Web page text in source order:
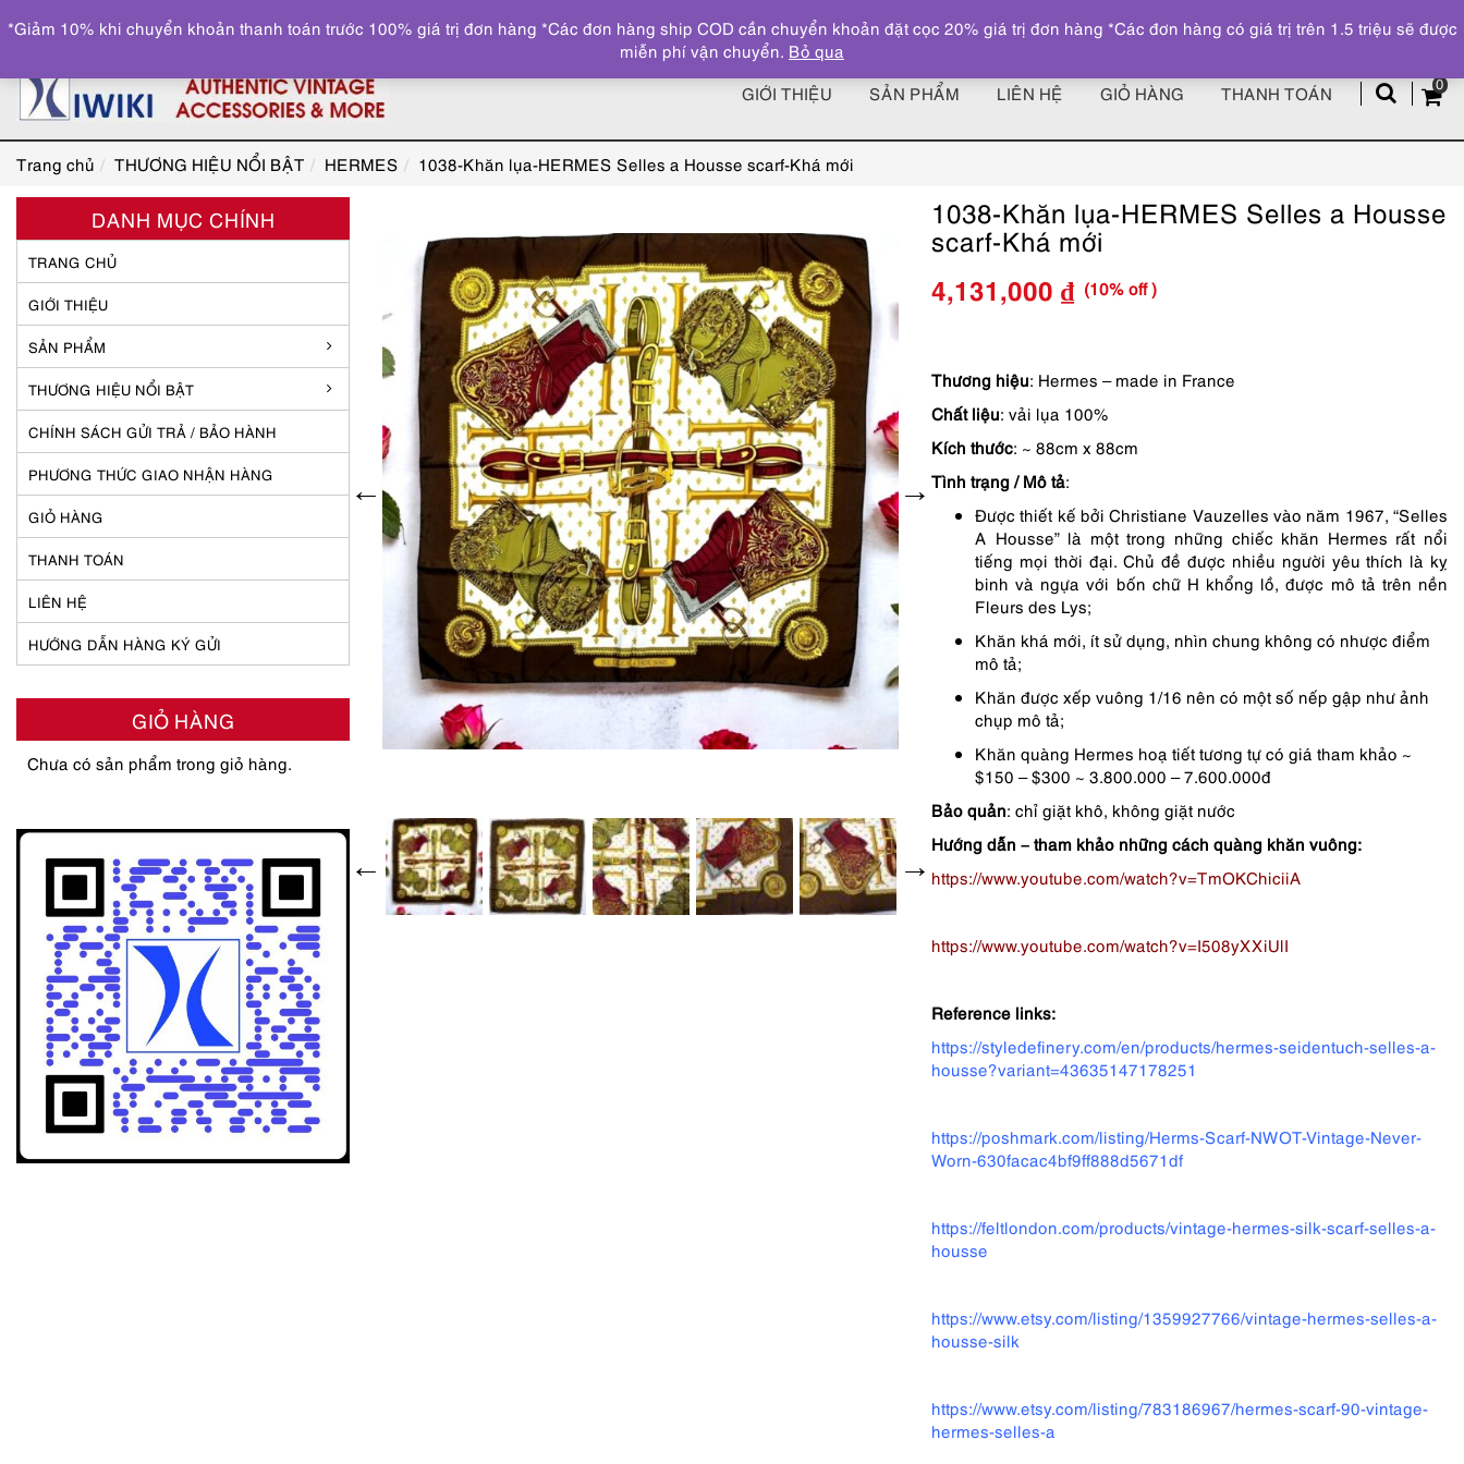
z
0
GIỚI THIỆU SẢN PHẨM LIÊN HỆ GIỎ HÀNG THANH TOÁN
Trang chủ THƯƠNG HIỆU NỔI BẬT HERMES 1038-Khăn lụa-HERMES Selles a Housse scarf-Khá mới
1038-Khăn lụa-HERMES Selles a Housse
scarf-Khá mới
Giá
là:
4,590,000 ₫.
4,131,000 ₫
Giá
tại
là:
4,131,000 ₫.
(10% off )
Thương hiệu: Hermes – made in France
Chất liệu: vải lụa 100%
Kích thước: ~ 88cm x 88cm
Tình trạng / Mô tả:
Được thiết kế bởi Christiane Vauzelles vào năm 1967, “Selles
A Housse” là một trong những chiếc khăn Hermes rất nổi
tiếng mọi thời đại. Chủ đề được nhiều người yêu thích là kỵ
binh và ngựa với bốn chữ H khổng lồ, được mô tả trên nền
Fleurs des Lys;
Khăn khá mới, ít sử dụng, nhìn chung không có nhược điểm
mô tả;
Khăn được xếp vuông 1/16 nên có một số nếp gập như ảnh
chụp mô tả;
Khăn quàng Hermes hoạ tiết tương tự có giá tham khảo ~
$150 – $300 ~ 3.800.000 – 7.600.000đ
Bảo quản: chỉ giặt khô, không giặt nước
Hướng dẫn – tham khảo những cách quàng khăn vuông:
https://www.youtube.com/watch?v=TmOKChiciiA
https://www.youtube.com/watch?v=I508yXXiUlI
Reference links:
https://styledefinery.com/en/products/hermes-seidentuch-selles-a-
housse?variant=43635147178251
https://poshmark.com/listing/Herms-Scarf-NWOT-Vintage-Never-
Worn-630facac4bf9ff888d5671df
https://feltlondon.com/products/vintage-hermes-silk-scarf-selles-a-
housse
https://www.etsy.com/listing/1359927766/vintage-hermes-selles-a-
housse-silk
https://www.etsy.com/listing/783186967/hermes-scarf-90-vintage-
hermes-selles-a
DANH MỤC CHÍNH
TRANG CHỦ
GIỚI THIỆU
SẢN PHẨM
THƯƠNG HIỆU NỔI BẬT
CHÍNH SÁCH GỬI TRẢ / BẢO HÀNH
PHƯƠNG THỨC GIAO NHẬN HÀNG
GIỎ HÀNG
THANH TOÁN
LIÊN HỆ
HƯỚNG DẪN HÀNG KÝ GỬI
GIỎ HÀNG
Chưa có sản phẩm trong giỏ hàng.
*Giảm 10% khi chuyển khoản thanh toán trước 100% giá trị đơn hàng *Các đơn hàng ship COD cần chuyển khoản đặt cọc 20% giá trị đơn hàng *Các đơn hàng có giá trị trên 1.5 triệu sẽ được
miễn phí vận chuyển. Bỏ qua